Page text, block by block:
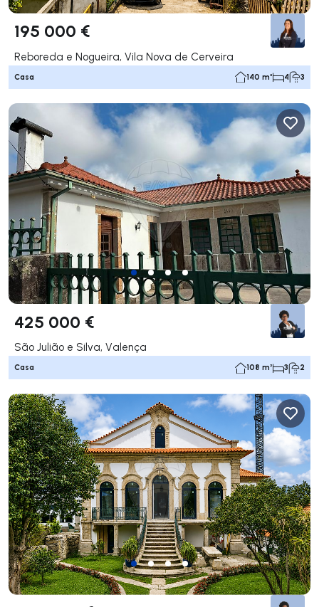
195 000 €
Reboreda e Nogueira, Vila Nova de Cerveira
Casa 140 m² 4 3
425 000 €
São Julião e Silva, Valença
Casa 108 m² 3 2